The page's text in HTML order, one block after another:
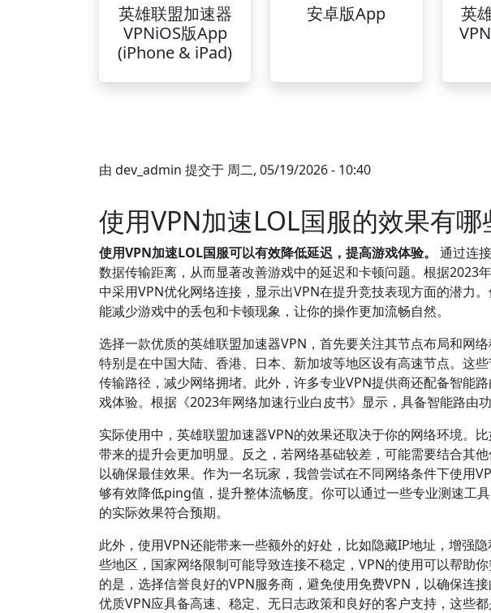
英雄联盟加速器
VPNiOS版App
(iPhone & iPad)
安卓版App
英
由 dev_admin 提交于 周二, 05/19/2026 - 10:40
使用VPN加速LOL国服的效果有哪
使用VPN加速LOL国服可以有效降低延迟，提高游戏体验。
通过连
数据传输距离，从而显著改善游戏中的延迟和卡顿问题。根据2023
中采用VPN优化网络连接，显示出VPN在提升竞技表现方面的潜力
能减少游戏中的丢包和卡顿现象，让你的操作更加流畅自然。
选择一款优质的英雄联盟加速器VPN，首先要关注其节点布局和网
特别是在中国大陆、香港、日本、新加坡等地区设有高速节点。这
传输路径，减少网络拥堵。此外，许多专业VPN提供商还配备智能
戏体验。根据《2023年网络加速行业白皮书》显示，具备智能路由
实际使用中，英雄联盟加速器VPN的效果还取决于你的网络环境。
带来的提升会更加明显。反之，若网络基础较差，可能需要结合其
以确保最佳效果。作为一名玩家，我曾尝试在不同网络条件下使用
够有效降低ping值，提升整体流畅度。你可以通过一些专业测速工
的实际效果符合预期。
此外，使用VPN还能带来一些额外的好处，比如隐藏IP地址，增强
些地区，国家网络限制可能导致连接不稳定，VPN的使用可以帮助
的是，选择信誉良好的VPN服务商，避免使用免费VPN，以确保连
优质VPN应具备高速、稳定、无日志政策和良好的客户支持，这些